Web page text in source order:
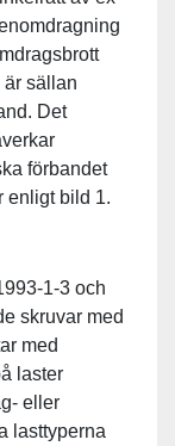
sällan
Det
förbandet
enligt bild 1.
1-3 och
skruvar med
med
laster
eller
lasttyperna